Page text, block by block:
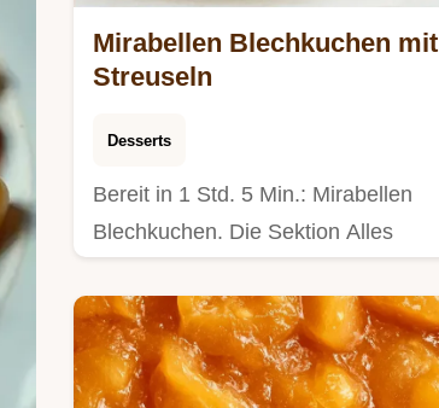
Mirabellen Blechkuchen mit
Streuseln
Desserts
Bereit in 1 Std. 5 Min.: Mirabellen
Blechkuchen. Die Sektion Alles